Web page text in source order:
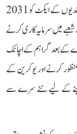
روس پر پابندیوں کے علاوہ، یہ بل 1996 کے ایران پابندیوں کے ایکٹ کو 2031
میں سرمایہ کاری کرنے
کے بعد گراہم کے اچانک
کرنے اور یوکرین کے
کے لیے نئے سرے سے